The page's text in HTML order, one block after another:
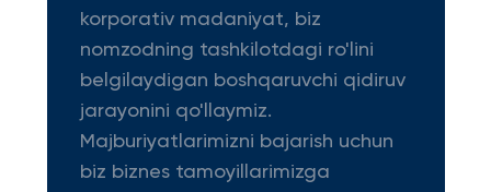
korporativ madaniyat, biz
nomzodning tashkilotdagi ro'lini
belgilaydigan boshqaruvchi qidiruv
jarayonini qo'llaymiz.
Majburiyatlarimizni bajarish uchun
biz biznes tamoyillarimizga